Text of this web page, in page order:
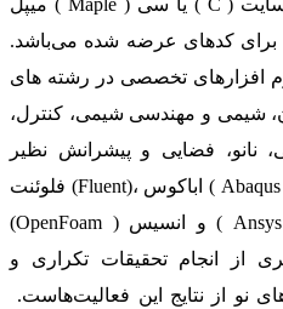
میپل ( Maple ) یا سی ( C ) است. ویژگی منحصر بفرد این سایت
برای کدهای عرضه شده می‌باشد.
افزارهای تخصصی در رشته های
شیمی و مهندسی شیمی، کنترل،
نانو، فضایی و پیشرانش نظیر
فلوئنت (Fluent)، اباکوس ( Abaqus )، کامسول ( Comsol )، اپن فوم
(OpenFoam ) و انسیس ( Ansys ) در قالب بسته‌ و فیلم های
از انجام تحقیقات تکراری و
نو از نتایج این فعالیت‌هاست.